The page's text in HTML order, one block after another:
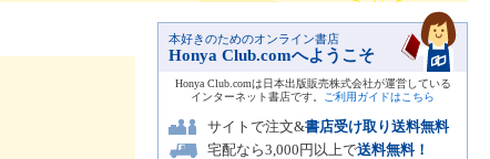
本好きのためのオンライン書店
Honya Club.comへようこそ
Honya Club.comは日本出版販売株式会社が運営している
インターネット書店です。
ご利用ガイドはこちら
サイトで注文&書店受け取り送料無料
宅配なら3,000円以上で送料無料！